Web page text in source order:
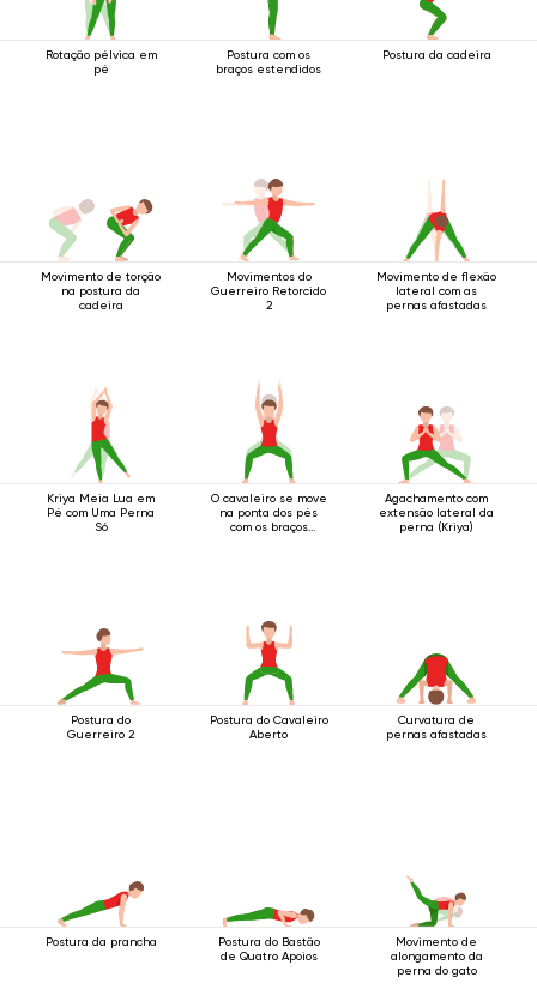
Rotação pélvica em
pé
Postura com os
braços estendidos
Postura da cadeira
Movimento de torção
na postura da
cadeira
Movimentos do
Guerreiro Retorcido
2
Movimento de flexão
lateral com as
pernas afastadas
Kriya Meia Lua em
Pé com Uma Perna
Só
O cavaleiro se move
na ponta dos pés
com os braços
Agachamento com
extensão lateral da
perna (Kriya)
Postura do
Guerreiro 2
Postura do Cavaleiro
Aberto
Curvatura de
pernas afastadas
Postura da prancha
Postura do Bastão
de Quatro Apoios
Movimento de
alongamento da
perna do gato